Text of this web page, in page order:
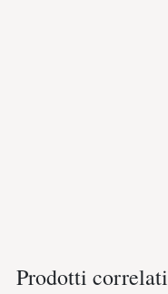
Prodotti correlati